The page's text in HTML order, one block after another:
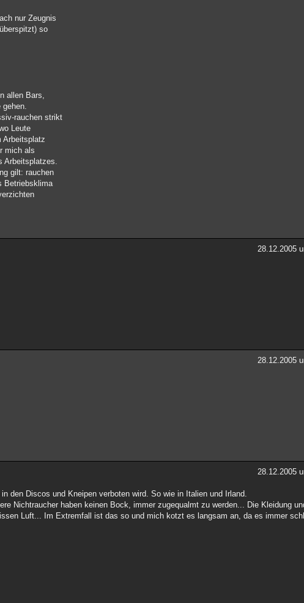
nur Zeugnis
so
allen Bars,
gehen.
rauchen strikt
Leute
Arbeitsplatz
mich als
Arbeitsplatzes.
gilt: rauchen
Betriebsklima
28.12.2005
28.12.2005
28.12.2005
den Discos und Kneipen verboten wird. So wie in Italien und Irland.
Nichtraucher haben keinen Bock, immer zugequalmt zu werden... Die Kleidung
Luft... Im Extremfall ist das so und mich kotzt es langsam an, da es immer